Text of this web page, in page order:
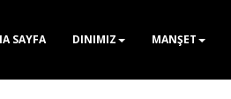
SAYFA DINIMIZ MANŞET